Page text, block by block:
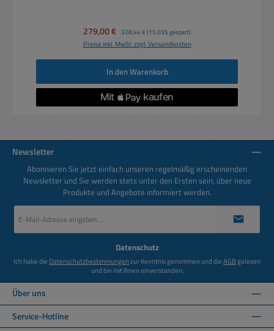
Verkaufspreis:
279,00 € Regulärer Preis:
328,44 € (15.05% gespart)
Preise inkl. MwSt. zzgl. Versandkosten
In den Warenkorb
Newsletter
Abonnieren Sie jetzt einfach unseren regelmäßig erscheinenden
Newsletter und Sie werden stets unter den Ersten sein, über neue
Produkte und Angebote informiert werden.
Mail-
Datenschutz
Ich habe die Datenschutzbestimmungenzur Kenntnis genommen und dieAGBgelesen
und bin mit ihnen einverstanden.
Über uns
Service-Hotline